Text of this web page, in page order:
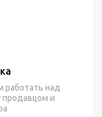
работать над
и